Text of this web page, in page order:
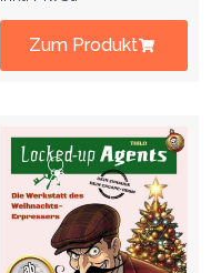
Zum Produkt